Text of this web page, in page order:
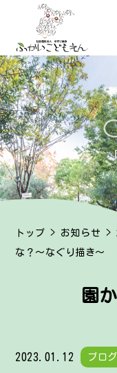
トップ > お知らせ >
な？～なぐり描き～
園
2023.01.12 ブログ